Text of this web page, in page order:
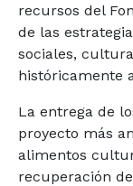
recursos del
de las
sociales,
históricamente
La entrega de
proyecto más
alimentos
recuperación